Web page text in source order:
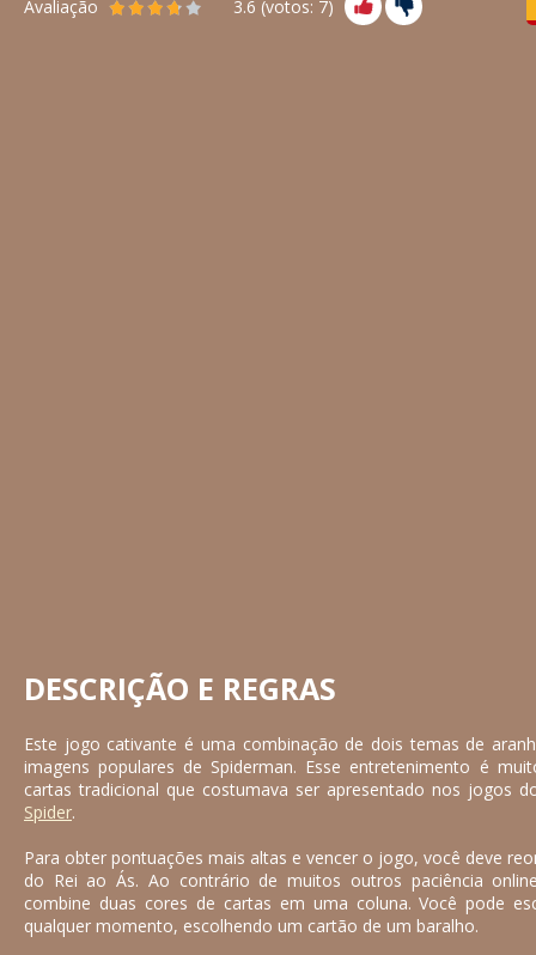
Avaliação 3.6 (votos: 7)
DESCRIÇÃO E REGRAS
Este jogo cativante é uma combinação de dois temas de
imagens populares de Spiderman. Esse entretenimento é
cartas tradicional que costumava ser apresentado nos jogos
Spider.
Para obter pontuações mais altas e vencer o jogo, você deve
do Rei ao Ás. Ao contrário de muitos outros paciência
combine duas cores de cartas em uma coluna. Você pode
qualquer momento, escolhendo um cartão de um baralho.